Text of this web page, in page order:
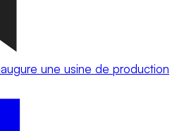
une usine de production